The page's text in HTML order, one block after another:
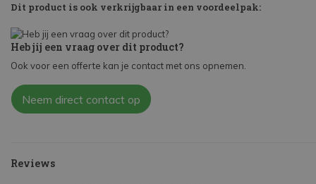
Dit product is ook verkrijgbaar in een voordeelpak:
Heb jij een vraag over dit product?
Ook voor een offerte kan je contact met ons opnemen.
Neem direct contact op
Reviews